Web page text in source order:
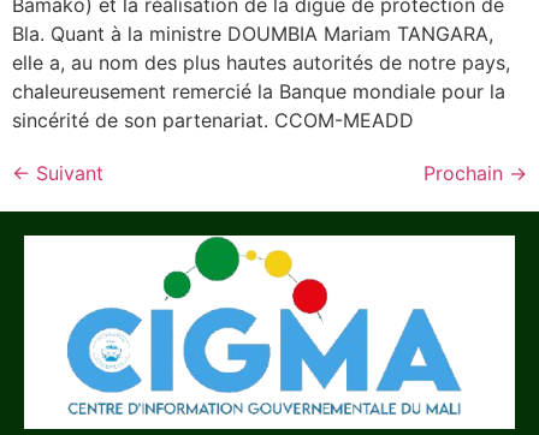
Bamako) et la réalisation de la digue de protection de
Bla. Quant à la ministre DOUMBIA Mariam TANGARA,
elle a, au nom des plus hautes autorités de notre pays,
chaleureusement remercié la Banque mondiale pour la
sincérité de son partenariat. CCOM-MEADD
← Suivant Prochain →